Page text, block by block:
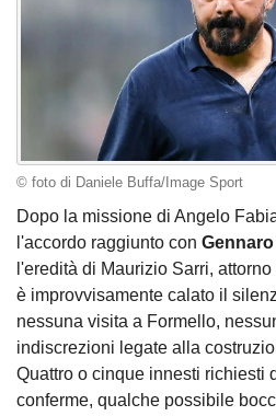
© foto di Daniele Buffa/Image Sport
Dopo la missione di Angelo
l'accordo raggiunto con
l'eredità di Maurizio Sarri,
è improvvisamente calato il
nessuna visita a Formello,
indiscrezioni legate alla
Quattro o cinque innesti richiesti
conferme, qualche possibile